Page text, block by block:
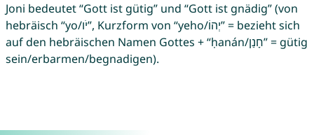
Joni bedeutet “Gott ist gütig” und “Gott ist gnädig” (von
hebräisch “yo/יֹו”, Kurzform von “yeho/יְהוֹ” = bezieht sich
auf den hebräischen Namen Gottes + “ḥanán/חָנַן” = gütig
sein/erbarmen/begnadigen).